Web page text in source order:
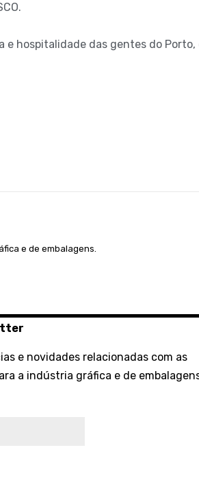
e hospitalidade das gentes do
e de embalagens.
e novidades relacionadas com as
a indústria gráfica e de